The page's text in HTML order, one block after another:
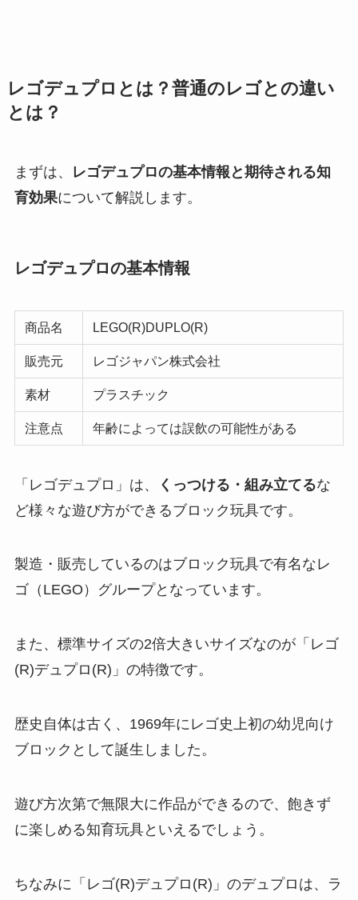
レゴデュプロとは？普通のレゴとの違い
とは？
まずは、
レゴデュプロの基本情報と期待される知
育効果について解説します。
レゴデュプロの基本情報
商品名 LEGO(R)DUPLO(R)
販売元 レゴジャパン株式会社
素材 プラスチック
注意点 年齢によっては誤飲の可能性がある
「レゴデュプロ」は、 くっつける・組み立てるな
ど様々な遊び方ができるブロック玩具です。
製造・販売しているのはブロック玩具で有名なレ
ゴ（LEGO）グループとなっています。
また、標準サイズの2倍大きいサイズなのが「レゴ
(R)デュプロ(R)」の特徴です。
歴史自体は古く、1969年にレゴ史上初の幼児向け
ブロックとして誕生しました。
遊び方次第で無限大に作品ができるので、飽きず
に楽しめる知育玩具といえるでしょう。
ちなみに「レゴ(R)デュプロ(R)」のデュプロは、ラ